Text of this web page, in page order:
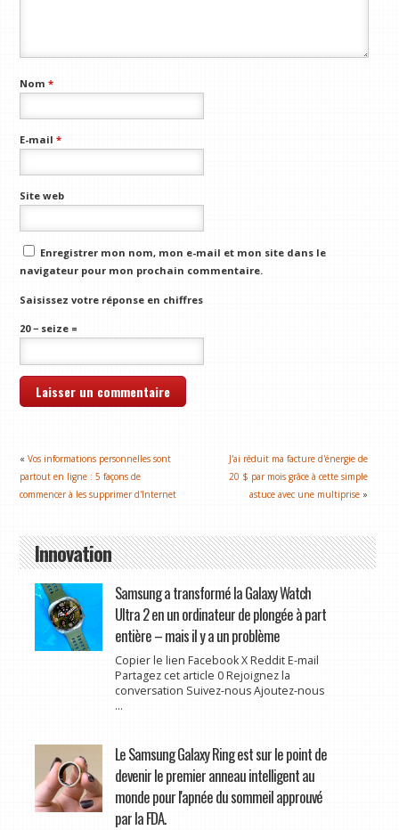
Nom*
E-mail*
Site web
Enregistrer mon nom, mon e-mail et mon site dans le
navigateur pour mon prochain commentaire.
Saisissez votre réponse en chiffres
20 − seize =
«Vos informations personnelles sont
partout en ligne : 5 façons de
commencer à les supprimer d'Internet
J'ai réduit ma facture d'énergie de
20 $ par mois grâce à cette simple
astuce avec une multiprise »
Innovation
Samsung a transformé la Galaxy Watch
Ultra 2 en un ordinateur de plongée à part
entière – mais il y a un problème
Copier le lien Facebook X Reddit E-mail
Partagez cet article 0 Rejoignez la
conversation Suivez-nous Ajoutez-nous
...
Le Samsung Galaxy Ring est sur le point de
devenir le premier anneau intelligent au
monde pour l'apnée du sommeil approuvé
par la FDA.